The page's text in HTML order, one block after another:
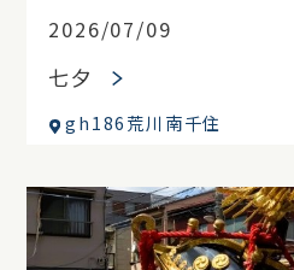
2026/07/09
七夕
gh186荒川南千住